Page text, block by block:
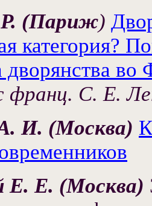
(Париж)
категория?
во
франц. С. Е.
И. (Москва)
Е. Е. (Москва)